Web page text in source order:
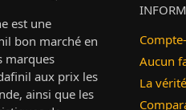
est une
bon marché en
marques
aux prix les
ainsi que les
Aucun
La